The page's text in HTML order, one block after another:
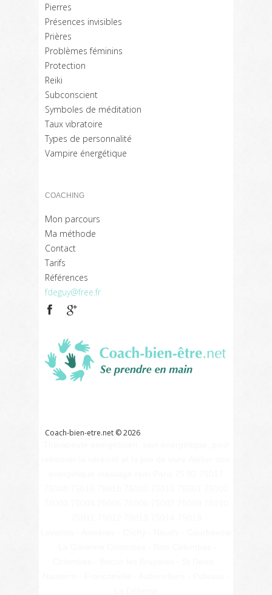
Pierres
Présences invisibles
Prières
Problèmes féminins
Protection
Reiki
Subconscient
Symboles de méditation
Taux vibratoire
Types de personnalité
Vampire énergétique
COACHING
Mon parcours
Ma méthode
Contact
Tarifs
Références
fdeguy@free.fr
Coach-bien-etre.net ©2026